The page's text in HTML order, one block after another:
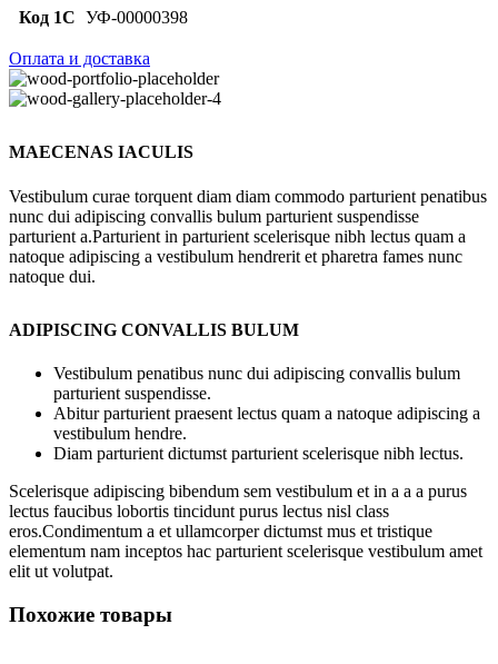
Код 1С УФ-00000398
Оплата и доставка
MAECENAS IACULIS
Vestibulum curae torquent diam diam commodo parturient penatibus
nunc dui adipiscing convallis bulum parturient suspendisse
parturient a.Parturient in parturient scelerisque nibh lectus quam a
natoque adipiscing a vestibulum hendrerit et pharetra fames nunc
natoque dui.
ADIPISCING CONVALLIS BULUM
Vestibulum penatibus nunc dui adipiscing convallis bulum
parturient suspendisse.
Abitur parturient praesent lectus quam a natoque adipiscing a
vestibulum hendre.
Diam parturient dictumst parturient scelerisque nibh lectus.
Scelerisque adipiscing bibendum sem vestibulum et in a a a purus
lectus faucibus lobortis tincidunt purus lectus nisl class
eros.Condimentum a et ullamcorper dictumst mus et tristique
elementum nam inceptos hac parturient scelerisque vestibulum amet
elit ut volutpat.
Похожие товары